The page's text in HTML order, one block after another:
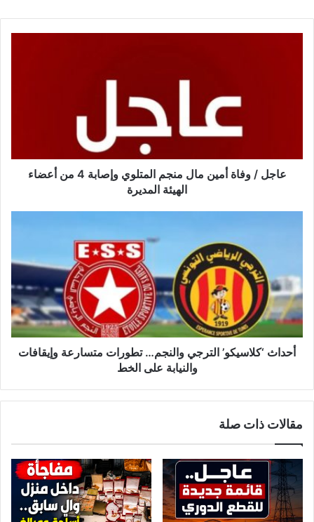
4
عاجل / وفاة أمين مال منجم المتلوي وإصابة 4 من أعضاء
الهيئة المديرة
تطورات
متسارعة
وإيقافات
والنيابة
على
الخط
أحداث ‘كلاسيكو’ الترجي والنجم… تطورات متسارعة وإيقافات
والنيابة على الخط
مقالات ذات صلة